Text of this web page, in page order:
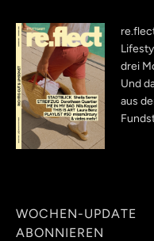
drei
Und
aus
WOCHEN-UPDATE
ABONNIEREN